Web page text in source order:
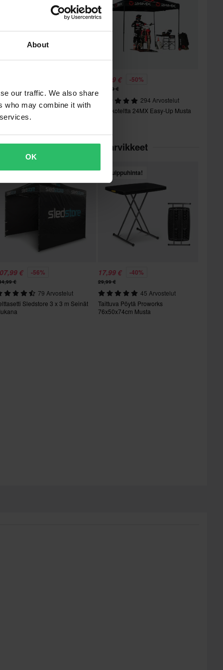
About
our traffic. We also share
who may combine it with
OK
€
Pöytä Proworks 122 x 60
cm Musta
99,99 € -50%
199,99 €
294 Arvostelut
Varikkoteltta 24MX Easy-Up Musta
Varikkoteltat & Tarvikkeet
Huippuhinta!
€ -56%
€
79 Arvostelut
Sledstore 3 x 3 m Seinät
Huippuhinta!
17,99 € -40%
29,99 €
45 Arvostelut
Taittuva Pöytä Proworks
76x50x74cm Musta